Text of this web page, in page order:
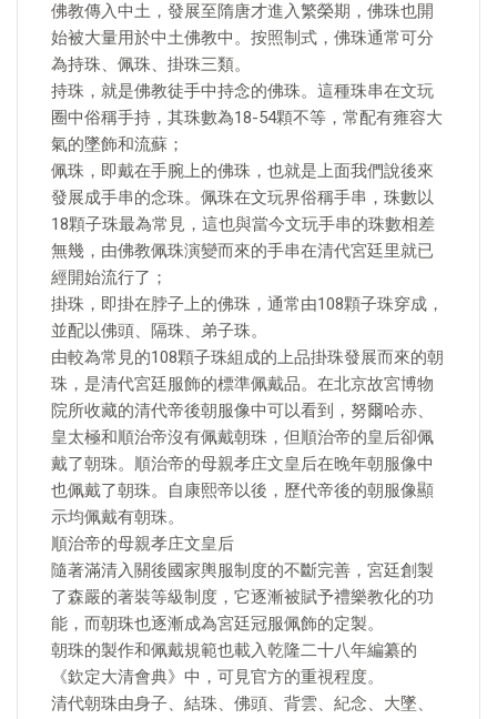
佛教傳入中土，發展至隋唐才進入繁榮期，佛珠也開
始被大量用於中土佛教中。按照制式，佛珠通常可分
為持珠、佩珠、掛珠三類。
持珠，就是佛教徒手中持念的佛珠。這種珠串在文玩
圈中俗稱手持，其珠數為18-54顆不等，常配有雍容大
氣的墜飾和流蘇；
佩珠，即戴在手腕上的佛珠，也就是上面我們說後來
發展成手串的念珠。佩珠在文玩界俗稱手串，珠數以
18顆子珠最為常見，這也與當今文玩手串的珠數相差
無幾，由佛教佩珠演變而來的手串在清代宮廷里就已
經開始流行了；
掛珠，即掛在脖子上的佛珠，通常由108顆子珠穿成，
並配以佛頭、隔珠、弟子珠。
由較為常見的108顆子珠組成的上品掛珠發展而來的朝
珠，是清代宮廷服飾的標準佩戴品。在北京故宮博物
院所收藏的清代帝後朝服像中可以看到，努爾哈赤、
皇太極和順治帝沒有佩戴朝珠，但順治帝的皇后卻佩
戴了朝珠。順治帝的母親孝庄文皇后在晚年朝服像中
也佩戴了朝珠。自康熙帝以後，歷代帝後的朝服像顯
示均佩戴有朝珠。
順治帝的母親孝庄文皇后
隨著滿清入關後國家輿服制度的不斷完善，宮廷創製
了森嚴的著裝等級制度，它逐漸被賦予禮樂教化的功
能，而朝珠也逐漸成為宮廷冠服佩飾的定製。
朝珠的製作和佩戴規範也載入乾隆二十八年編纂的
《欽定大清會典》中，可見官方的重視程度。
清代朝珠由身子、結珠、佛頭、背雲、紀念、大墜、